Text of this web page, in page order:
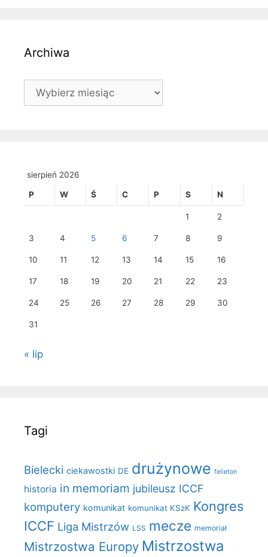
Archiwa
Archiwa
sierpień 2026
P W Ś C P S N
1 2
3 4 5 6 7 8 9
10 11 12 13 14 15 16
17 18 19 20 21 22 23
24 25 26 27 28 29 30
31
« lip
Tagi
Bielecki ciekawostki DE drużynowe felieton
historia in memoriam jubileusz ICCF
komputery komunikat komunikat KSzK Kongres
ICCF Liga Mistrzów LSS mecze memoriał
Mistrzostwa Europy Mistrzostwa